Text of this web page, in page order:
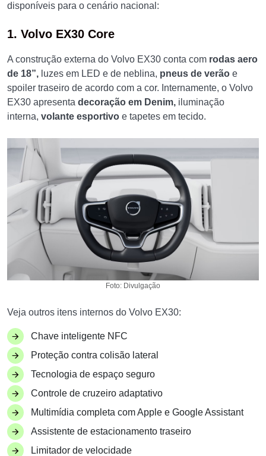
disponíveis para o cenário nacional:
1. Volvo EX30 Core
A construção externa do Volvo EX30 conta com rodas aero
de 18”, luzes em LED e de neblina, pneus de verão e
spoiler traseiro de acordo com a cor. Internamente, o Volvo
EX30 apresenta decoração em Denim, iluminação
interna, volante esportivo e tapetes em tecido.
Foto: Divulgação
Veja outros itens internos do Volvo EX30:
Chave inteligente NFC
Proteção contra colisão lateral
Tecnologia de espaço seguro
Controle de cruzeiro adaptativo
Multimídia completa com Apple e Google Assistant
Assistente de estacionamento traseiro
Limitador de velocidade